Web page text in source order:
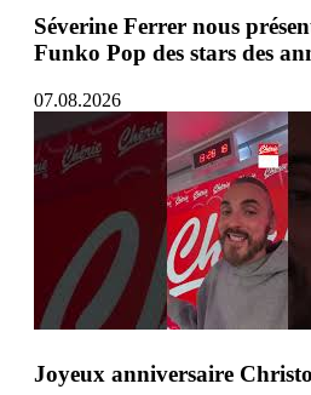
Séverine Ferrer nous
Funko Pop des stars des
07.08.2026
Joyeux anniversaire